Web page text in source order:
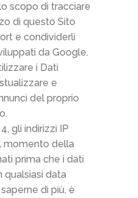
scopo di tracciare
di questo Sito
e condividerli
da Google.
i Dati
e
del proprio
gli indirizzi IP
momento della
prima che i dati
qualsiasi data
di più, è